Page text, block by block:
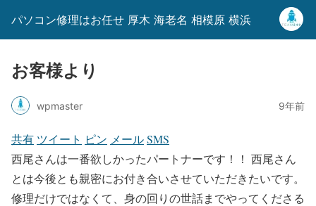
パソコン修理はお任せ 厚木 海老名 相模原 横浜
お客様より
wpmaster 9年前
共有 ツイート ピン メールSMS
西尾さんは一番欲しかったパートナーです！！ 西尾さん
とは今後とも親密にお付き合いさせていただきたいです。
修理だけではなくて、身の回りの世話までやってくださる